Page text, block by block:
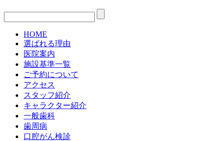
HOME
選ばれる理由
医院案内
施設基準一覧
ご予約について
アクセス
スタッフ紹介
キャラクター紹介
一般歯科
歯周病
口腔がん検診